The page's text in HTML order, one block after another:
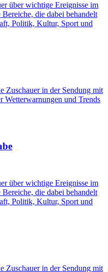
über wichtige Ereignisse im
die dabei behandelt
Politik, Kultur, Sport und
Zuschauer in der Sendung mit
Wetterwarnungen und Trends
über wichtige Ereignisse im
die dabei behandelt
Politik, Kultur, Sport und
Zuschauer in der Sendung mit